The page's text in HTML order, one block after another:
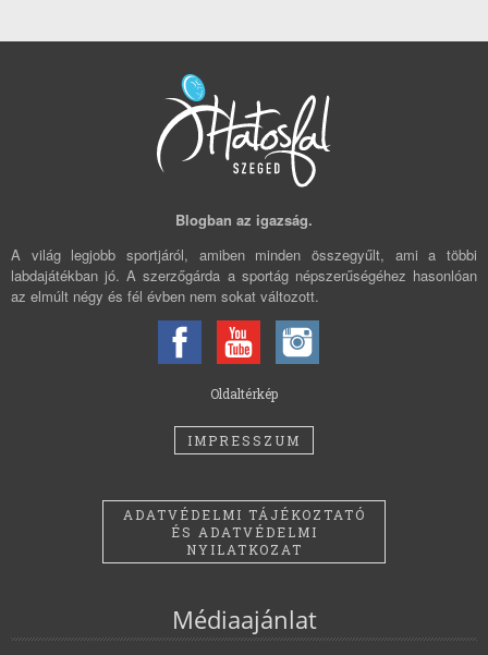
Blogban az igazság.
A világ legjobb sportjáról, amiben minden összegyűlt, ami a többi
labdajátékban jó. A szerzőgárda a sportág népszerűségéhez hasonlóan
az elmúlt négy és fél évben nem sokat változott.
Oldaltérkép
IMPRESSZUM
ADATVÉDELMI TÁJÉKOZTATÓ
ÉS ADATVÉDELMI
NYILATKOZAT
Médiaajánlat